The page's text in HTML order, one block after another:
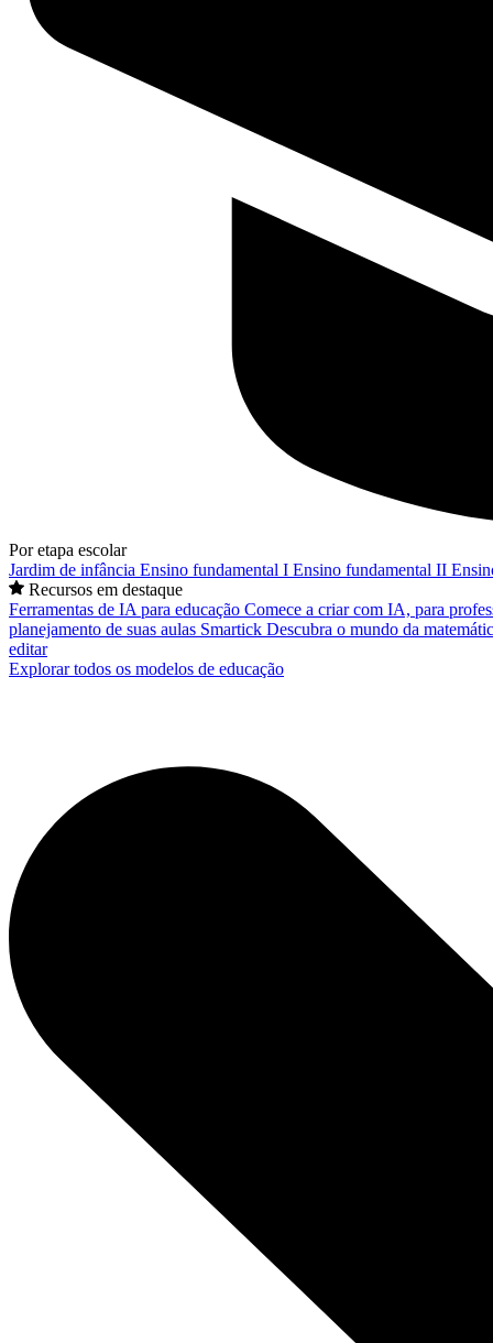
Por etapa escolar
Jardim de infância Ensino fundamental I Ensino fundamental II
Recursos em destaque
Ferramentas de IA para educação Comece a criar com IA, para
planejamento de suas aulas Smartick Descubra o mundo da
editar
Explorar todos os modelos de educação